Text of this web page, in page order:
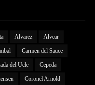
Alvarez Alvear
Carmen del Sauce
del Ucle Cepeda
Coronel Arnold